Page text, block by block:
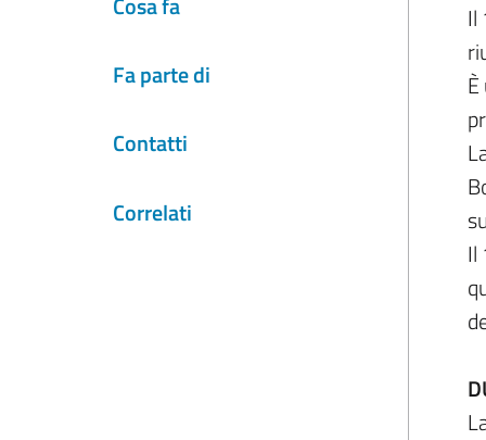
Fa parte di
Contatti
Correlati
Il
Il